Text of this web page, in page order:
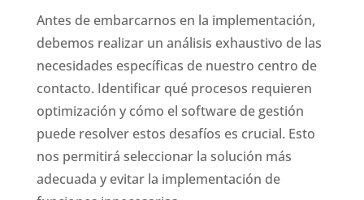
Antes de embarcarnos en la implementación,
debemos realizar un análisis exhaustivo de las
necesidades específicas de nuestro centro de
contacto. Identificar qué procesos requieren
optimización y cómo el software de gestión
puede resolver estos desafíos es crucial. Esto
nos permitirá seleccionar la solución más
adecuada y evitar la implementación de